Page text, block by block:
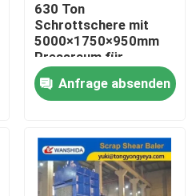
630 Ton
Schrottschere mit
5000×1750×950mm
Pressraum für
Stahlrecycling und
Ofenbeschickung
Anfrage absenden